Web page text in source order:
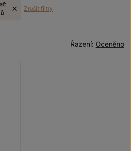
Zrušit filtry
Oceněno
Řazení: